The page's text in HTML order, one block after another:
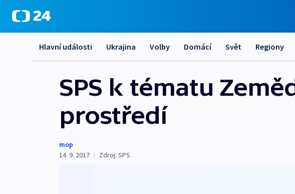
Hlavní události Ukrajina Volby Domácí Svět Regiony
SPS k tématu
prostředí
mop
14. 9. 2017 | Zdroj: SPS